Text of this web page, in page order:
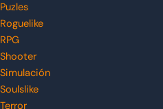
Puzles
Roguelike
RPG
Shooter
Simulación
Soulslike
Terror